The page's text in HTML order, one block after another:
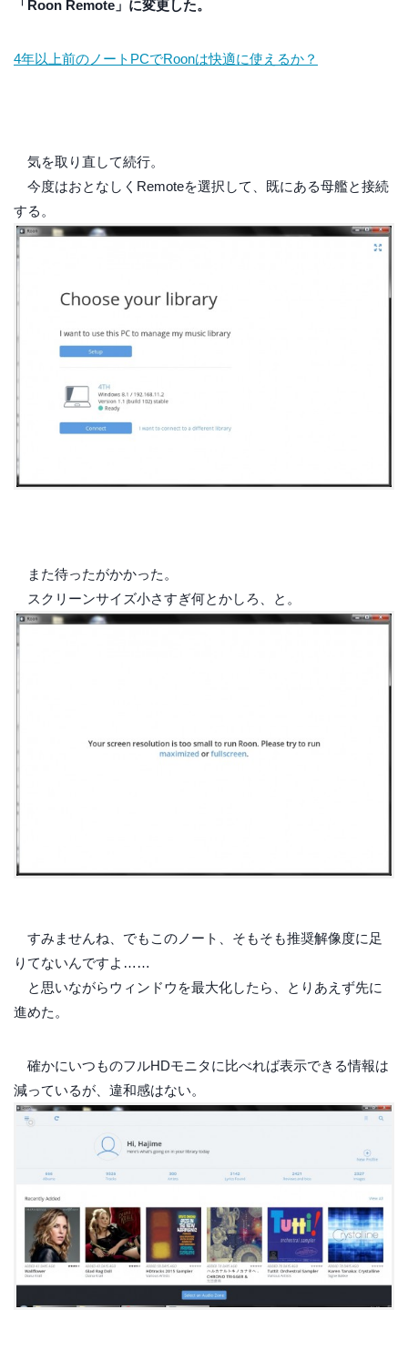
「Roon Remote」に変更した。
4年以上前のノートPCでRoonは快適に使えるか？
気を取り直して続行。
今度はおとなしくRemoteを選択して、既にある母艦と接続
する。
また待ったがかかった。
スクリーンサイズ小さすぎ何とかしろ、と。
すみませんね、でもこのノート、そもそも推奨解像度に足
りてないんですよ……
と思いながらウィンドウを最大化したら、とりあえず先に
進めた。
確かにいつものフルHDモニタに比べれば表示できる情報は
減っているが、違和感はない。